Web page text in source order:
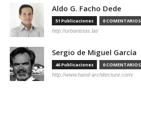
Aldo G. Facho Dede
51 Publicaciones 0 COMENTARIOS
http://urbanistas.lat/
Sergio de Miguel García
46 Publicaciones 0 COMENTARIOS
http://www.hand-architecture.com/